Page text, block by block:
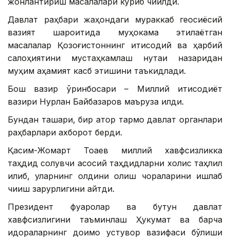
Давлат раҳбари жаҳондаги мураккаб геосиёсий
вазият шароитида муҳокама этилаётган
масалалар Қозоғистоннинг иқтисодий ва ҳарбий
салоҳиятини мустаҳкамлаш нуқтаи назаридан
муҳим аҳамият касб этишини таъкидлади.
Бош вазир ўринбосари – Миллий иқтисодиёт
вазири Нурлан Байбазаров маъруза қилди.
Бундан ташқари, бир қатор тармоқ давлат органлари
раҳбарлари ахборот берди.
Қасим-Жомарт Тоқаев миллий хавфсизликка
таҳдид солувчи асосий таҳдидларни холис таҳлил
қилиб, уларнинг олдини олиш чораларини ишлаб
чиқиш зарурлигини айтди.
Президент фуқаролар ва бутун давлат
хавфсизлигини таъминлаш Ҳукумат ва барча
идораларнинг доимо устувор вазифаси бўлиши